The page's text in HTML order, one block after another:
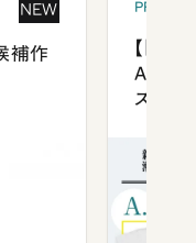
NEW
補作
【「新
ズプレ